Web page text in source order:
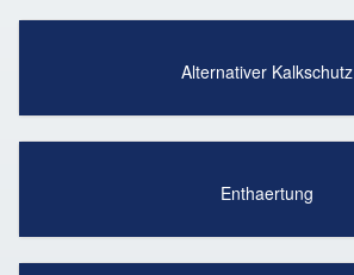
Alternativer Kalkschutz
Enthaertung